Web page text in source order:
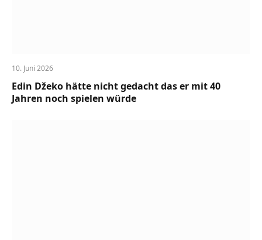
10. Juni 2026
Edin Džeko hätte nicht gedacht das er mit 40
Jahren noch spielen würde